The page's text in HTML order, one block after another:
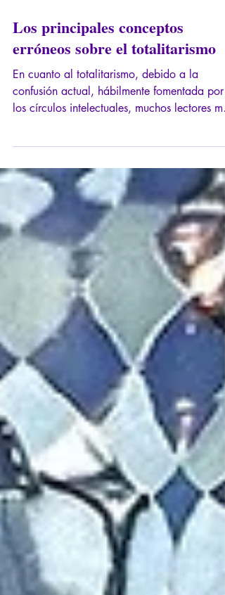
13 abr 2025 8 min de lectura
Los principales conceptos
erróneos sobre el totalitarismo
han pedido que me tome el tiempo de
ciertos conceptos que pueden resultar
complejos de comprender. A continuación,
presento algunas explicaciones.